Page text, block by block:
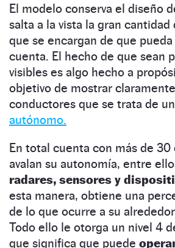
El modelo conserva el diseño
salta a la vista la gran
que se encargan de que
cuenta. El hecho de que sean
visibles es algo hecho a
objetivo de mostrar
conductores que se trata de un
autónomo.
En total cuenta con más de
avalan su autonomía, entre
radares, sensores y
esta manera, obtiene una
de lo que ocurre a su
Todo ello le otorga un nivel 4
que significa que puede